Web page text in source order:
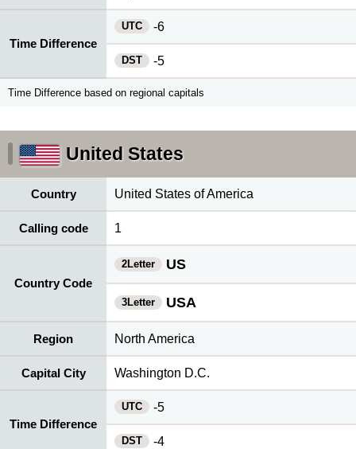
Time Difference
UTC -6
DST -5
Time Difference based on regional capitals
United States
Country United States of America
Calling code 1
Country Code
2Letter US
3Letter USA
Region North America
Capital City Washington D.C.
Time Difference
UTC -5
DST -4